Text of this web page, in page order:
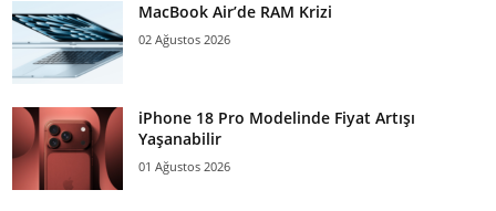
MacBook Air’de RAM Krizi
02 Ağustos 2026
iPhone 18 Pro Modelinde Fiyat Artışı
Yaşanabilir
01 Ağustos 2026